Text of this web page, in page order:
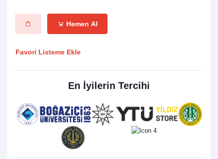
Hemen Al
Favori Listeme Ekle
En İyilerin Tercihi